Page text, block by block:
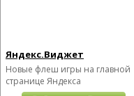
Яндекс.Виджет
Новые флеш игры на главной
странице Яндекса